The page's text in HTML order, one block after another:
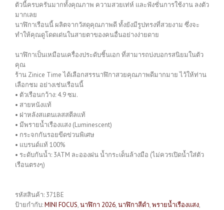
ตัวนี้ครบครันมากทั้งคุณภาพ ความสวยเท่ห์ และฟังชั่นการใช้งาน ลงตัว
มากเลย
นาฬิกาเรือนนี้ ผลิตจากวัสดุคุณภาพดี ทั้งยังมีรูปทรงที่สวยงาม ซึ่งจะ
ทำให้คุณดูโดดเด่นในสายตาของคนอื่นอย่างง่ายดาย
นาฬิกาเป็นเหมือนเครื่องประดับชิ้นเอก ที่สามารถบ่งบอกรสนิยมในตัว
คุณ
ร้าน Zinice Time ได้เลือกสรรนาฬิกาสวยคุณภาพดีมากมาย ไว้ให้ท่าน
เลือกชม อย่างเช่นเรือนนี้
• ตัวเรือนกว้าง: 4.9 ซม.
• สายหนังแท้
• ฝาหลังสแตนเลสสตีลแท้
• มีพรายน้ำเรืองแสง (Luminescent)
• กระจกกันรอยขีดข่วนพิเศษ
• แบรนด์แท้ 100%
• ระดับกันน้ำ: 3ATM ละอองฝน น้ำกระเด็นล้างมือ (ไม่ควรเปิดน้ำใส่ตัว
เรือนตรงๆ)
รหัสสินค้า: 371BE
ป้ายกำกับ:MINI FOCUS,นาฬิกา 2026,นาฬิกาสีดำ,พรายน้ำเรืองแสง,